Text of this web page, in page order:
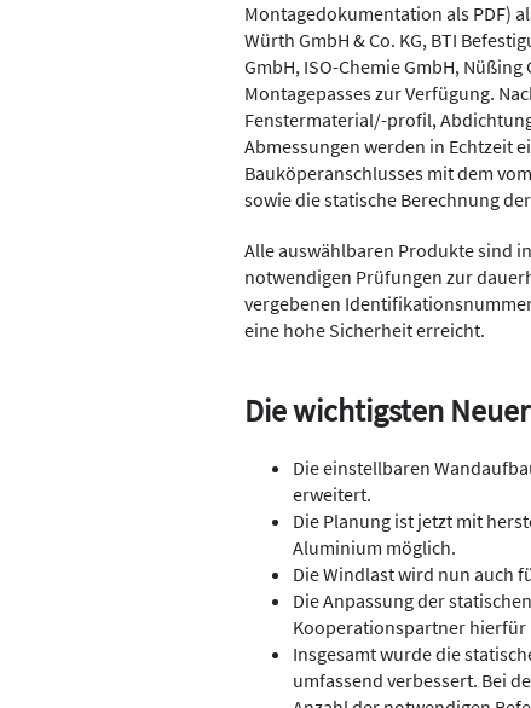
Montagedokumentation als PDF)
Würth GmbH & Co. KG, BTI
GmbH, ISO-Chemie GmbH,
Montagepasses zur Verfügung.
Fenstermaterial/-profil,
Abmessungen werden in Echtzeit
Bauköperanschlusses mit dem
sowie die statische Berechnung
Alle auswählbaren Produkte sind
notwendigen Prüfungen zur
vergebenen
eine hohe Sicherheit erreicht.
Die wichtigsten
Die einstellbaren
erweitert.
Die Planung ist jetzt mit
Aluminium möglich.
Die Windlast wird nun auch
Die Anpassung der
Kooperationspartner hierfür
Insgesamt wurde die
umfassend verbessert. Bei